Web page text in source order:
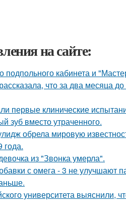
на сайте:
подпольного кабинета и
что за два месяца
первые клинические
зуб вместо утраченного.
обрела мировую
года.
из "Звонка умерла".
с омега - 3 не улучшают
университета выяснили,